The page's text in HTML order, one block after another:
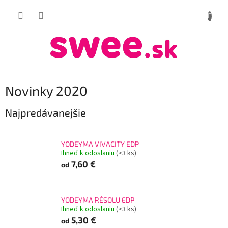
Novinky 2020
Najpredávanejšie
YODEYMA VIVACITY EDP
Ihneď k odoslaniu (>3 ks)
od 7,60 €
YODEYMA RÉSOLU EDP
Ihneď k odoslaniu (>3 ks)
od 5,30 €